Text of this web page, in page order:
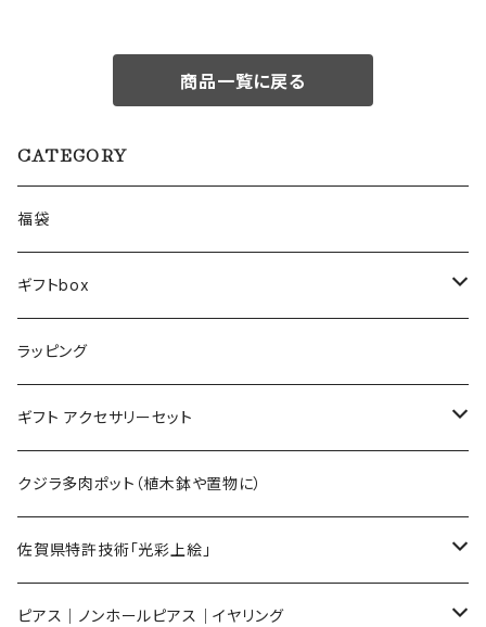
商品一覧に戻る
CATEGORY
福袋
ギフトbox
Lサイズ
Mサイズ
Sサイズ
ラッピング
ギフト アクセサリーセット
flower
メンズ ギフトセット
クジラ多肉ポット（植木鉢や置物に）
佐賀県特許技術「光彩上絵」
ピアス
ピアス｜ノンホールピアス｜イヤリング